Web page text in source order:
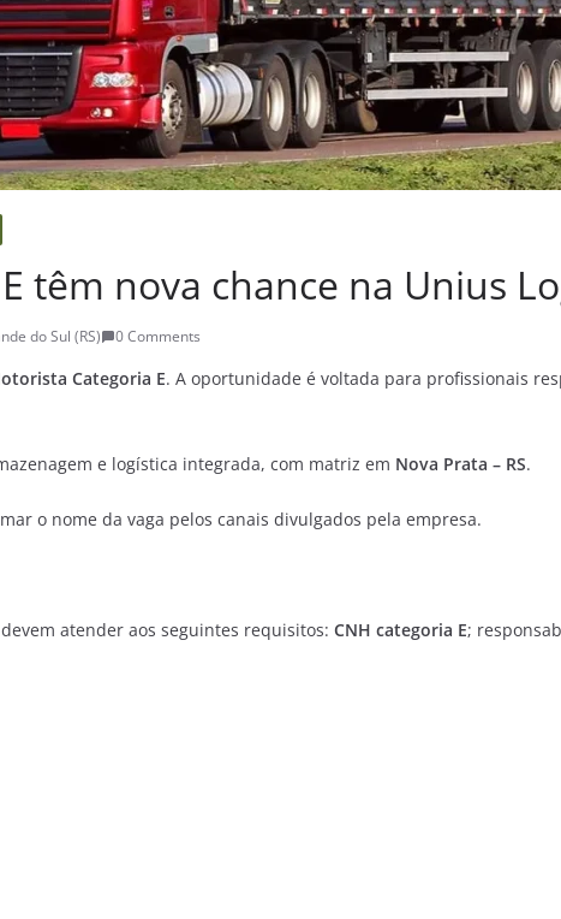
têm nova chance na Unius
do Sul (RS) 0 Comments
Categoria E. A oportunidade é voltada para profissionais
e logística integrada, com matriz em Nova Prata – RS.
o nome da vaga pelos canais divulgados pela empresa.
atender aos seguintes requisitos: CNH categoria E;